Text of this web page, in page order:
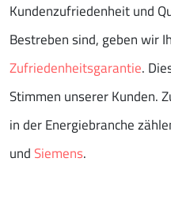
Kundenzufriedenheit und
Bestreben sind, geben wir
Zufriedenheitsgarantie.
Stimmen unserer Kunden.
in der Energiebranche
und Siemens.